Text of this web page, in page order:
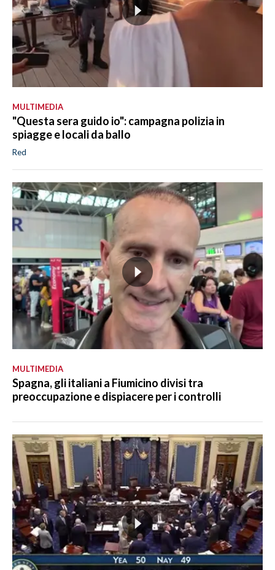
MULTIMEDIA
"Questa sera guido io": campagna polizia in
spiagge e locali da ballo
Red
MULTIMEDIA
Spagna, gli italiani a Fiumicino divisi tra
preoccupazione e dispiacere per i controlli